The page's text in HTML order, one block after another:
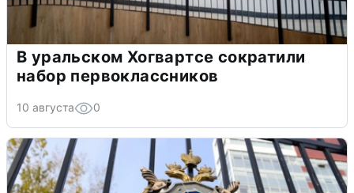
В уральском Хогвартсе сократили
набор первоклассников
10 августа 0